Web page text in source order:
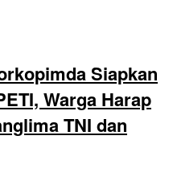
Siapkan
Warga Harap
TNI dan